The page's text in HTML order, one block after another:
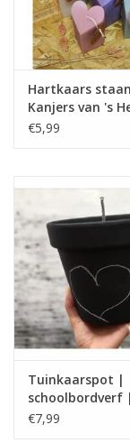
Hartkaars
Kanjers van 's
Loo
€5,99
Tuinkaarspot |
schoolbordverf |
Kanjers van 's
€7,99